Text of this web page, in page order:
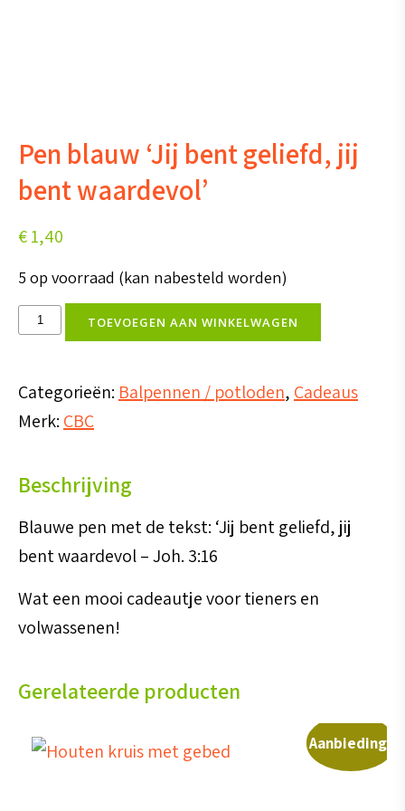
Pen blauw ‘Jij bent geliefd, jij
bent waardevol’
€1,40
5 op voorraad (kan nabesteld worden)
Pen
bent
geliefd,
bent
waardevol'
aantal
TOEVOEGEN AAN WINKELWAGEN
Categorieën: Balpennen / potloden, Cadeaus
Merk: CBC
Beschrijving
Blauwe pen met de tekst: ‘Jij bent geliefd, jij
bent waardevol – Joh. 3:16
Wat een mooi cadeautje voor tieners en
volwassenen!
Gerelateerde producten
Aanbieding!